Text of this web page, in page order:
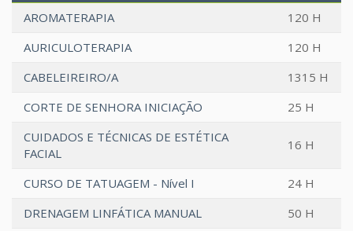
AROMATERAPIA
120 H
AURICULOTERAPIA
120 H
CABELEIREIRO/A
1315 H
CORTE DE SENHORA INICIAÇÃO
25 H
CUIDADOS E TÉCNICAS DE ESTÉTICA
FACIAL
16 H
CURSO DE TATUAGEM - Nível I
24 H
DRENAGEM LINFÁTICA MANUAL
50 H